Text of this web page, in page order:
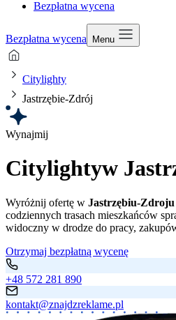
Bezpłatna wycena
Bezpłatna wycena Menu
Citylighty
Jastrzębie-Zdrój
Wynajmij
Citylightyw
Wyróżnij ofertę w Jastrzębiu-Zdroju
codziennych trasach mieszkańców
widoczny w drodze do pracy,
Otrzymaj bezpłatną wycenę
+48 572 281 890
kontakt@znajdzreklame.pl